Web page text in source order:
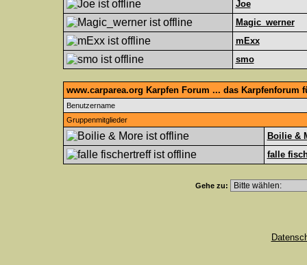
Joe
Magic_werner
mExx
smo
www.carparea.org Karpfen Forum ... das Karpfenforum
Benutzername
Gruppenmitglieder
Boilie &
falle
Gehe zu: